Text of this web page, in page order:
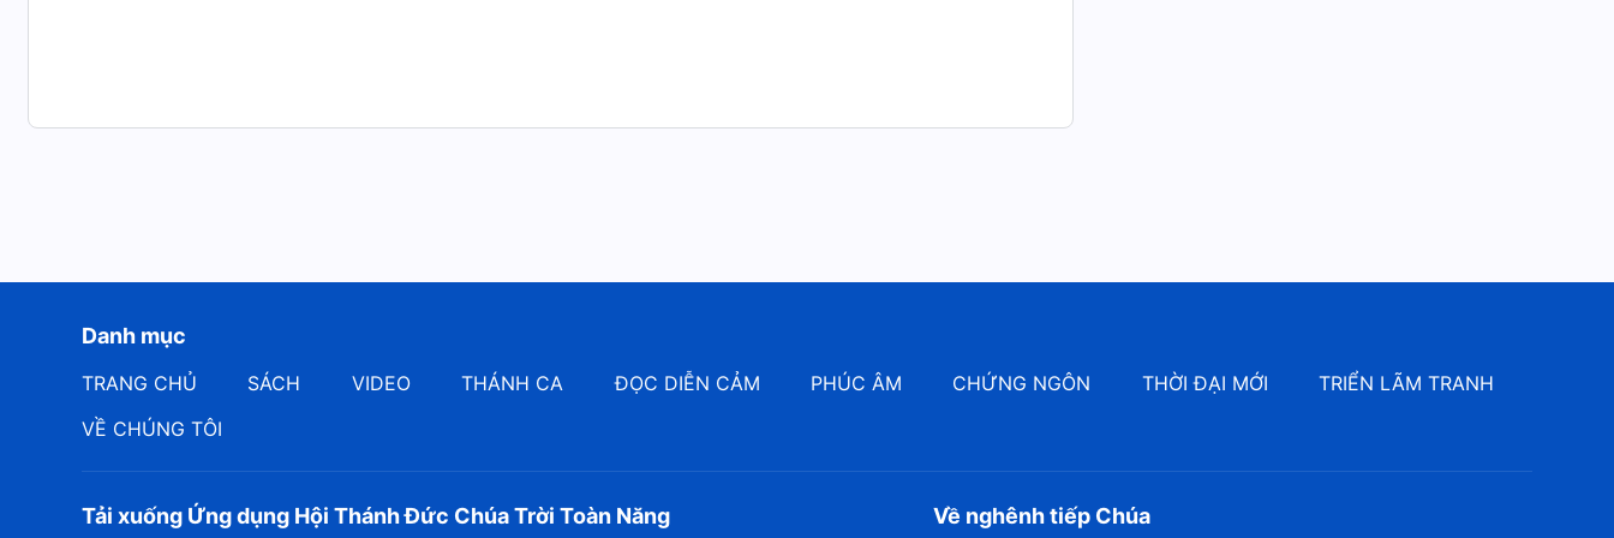
– Những lời của Đức Chúa Trời với toàn vũ trụ – Lễ ca của Vương quốc, Lời, Quyển 1 – Sự xuất hiện và công tác của Đức Chúa
Danh mục
TRANG CHỦ SÁCH VIDEO THÁNH CA ĐỌC DIỄN CẢM PHÚC ÂM CHỨNG NGÔN THỜI ĐẠI MỚI
TRIỂN LÃM TRANH
VỀ CHÚNG TÔI
Tải xuống Ứng dụng Hội Thánh Đức Chúa Trời Toàn Năng Về nghênh tiếp Chúa